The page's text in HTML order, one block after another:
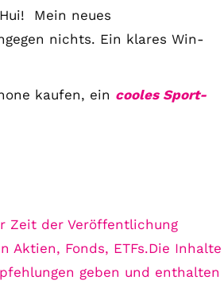
Mein neues
nichts. Ein klares Win-
kaufen, ein cooles Sport-
Zeit der Veröffentlichung
Aktien, Fonds, ETFs.Die Inhalte
geben und enthalten